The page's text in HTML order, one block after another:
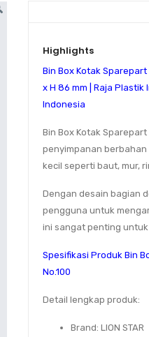
Highlights
Bin Box Kotak Sparepart
x H 86 mm | Raja
Indonesia
Bin Box Kotak
penyimpanan
kecil seperti baut, mur,
Dengan desain bagian
pengguna untuk
ini sangat penting
Spesifikasi Produk Bin
No.100
Detail lengkap produk:
Brand: LION STAR